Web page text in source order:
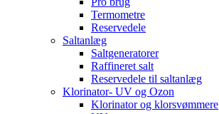
Termometre
Reservedele
Saltanlæg
Saltgeneratorer
Raffineret salt
Reservedele til saltanlæg
Klorinator- UV og Ozon
Klorinator og klorsvømmere